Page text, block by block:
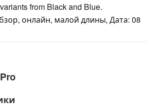
from Black and Blue.
онлайн, малой длины, Дата: 08